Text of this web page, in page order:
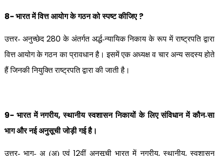
8- भारत में वित्त आयोग के गठन को स्पष्ट कीजिए ?
उत्तर- अनुच्छेद 280के अंतर्गत अर्द्ध-न्यायिक निकाय के रूप में राष्ट्रपति द्वारा
वित्त आयोग के गठन का प्रावधान है। इसमें एक अध्यक्ष व चार अन्य सदस्य होते
हैं जिनकी नियुक्ति राष्ट्रपति द्वारा की जाती है।
9- भारत में नगरीय,स्थानीय स्वशासन निकायों के लिए संविधान में कौन-सा
भाग और नई अनुसूची जोड़ी गई है।
उत्तर- भाग- अ (अ) एवं 12वीं अनुसूची भारत में नगरीय,स्थानीय,स्वशासन